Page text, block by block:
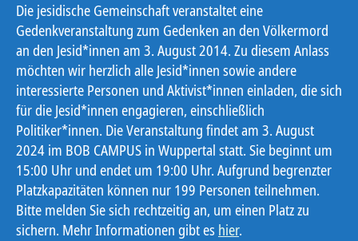
Die jesidische Gemeinschaft veranstaltet eine
Gedenkveranstaltung zum Gedenken an den Völkermord
an den Jesid*innen am 3. August 2014. Zu diesem Anlass
möchten wir herzlich alle Jesid*innen sowie andere
interessierte Personen und Aktivist*innen einladen, die sich
für die Jesid*innen engagieren, einschließlich
Politiker*innen. Die Veranstaltung findet am 3. August
2024 im BOB CAMPUS in Wuppertal statt. Sie beginnt um
15:00 Uhr und endet um 19:00 Uhr. Aufgrund begrenzter
Platzkapazitäten können nur 199 Personen teilnehmen.
Bitte melden Sie sich rechtzeitig an, um einen Platz zu
sichern. Mehr Informationen gibt es hier.